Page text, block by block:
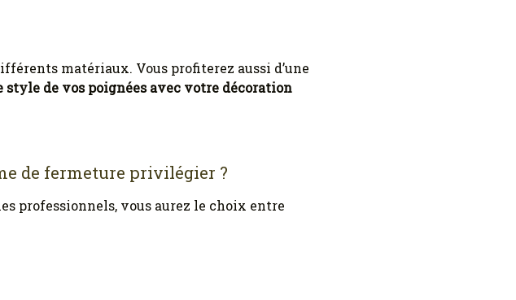
matériaux. Vous profiterez aussi d’une
style de vos poignées avec votre décoration
de fermeture privilégier ?
professionnels, vous aurez le choix entre